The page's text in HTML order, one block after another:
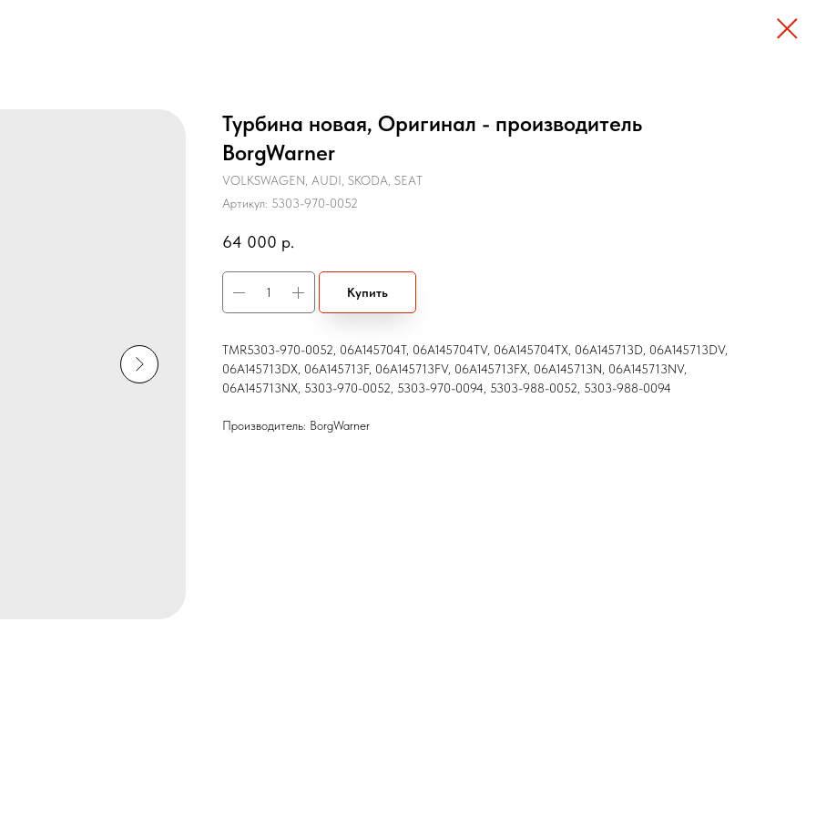
Турбина новая, Оригинал - производитель
BorgWarner
VOLKSWAGEN, AUDI, SKODA, SEAT
Артикул: 5303-970-0052
64 000 р.
Купить
TMR5303-970-0052, 06A145704T, 06A145704TV, 06A145704TX, 06A145713D, 06A145713DV,
06A145713DX, 06A145713F, 06A145713FV, 06A145713FX, 06A145713N, 06A145713NV,
06A145713NX, 5303-970-0052, 5303-970-0094, 5303-988-0052, 5303-988-0094
Производитель: BorgWarner